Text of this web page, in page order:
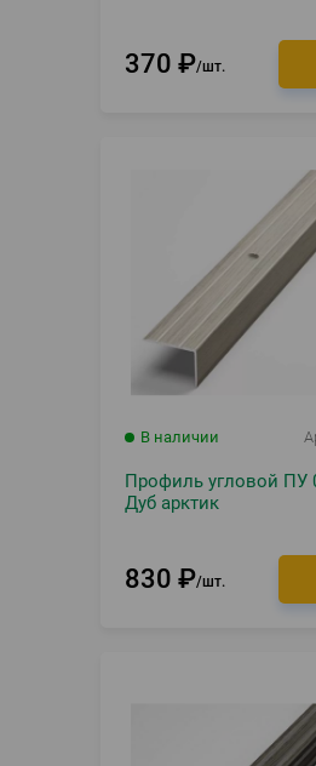
370 ₽ шт.
В наличии
Профиль угловой ПУ
Дуб арктик
830 ₽ шт.